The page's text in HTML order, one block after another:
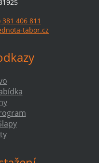
381 406 811
tabor.cz